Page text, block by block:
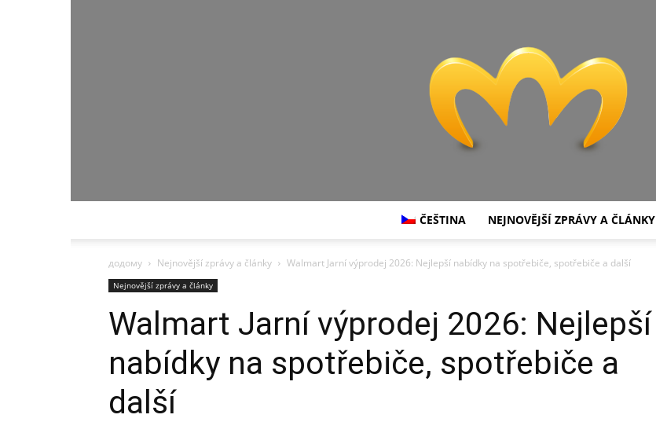
ČEŠTINA NEJNOVĚJŠÍ ZPRÁVY A ČLÁNKY
додому Nejnovější zprávy a články Walmart Jarní výprodej 2026: Nejlepší nabídky na spotřebiče, spotřebiče a další
Nejnovější zprávy a články
Walmart Jarní výprodej 2026: Nejlepší
nabídky na spotřebiče, spotřebiče a
další